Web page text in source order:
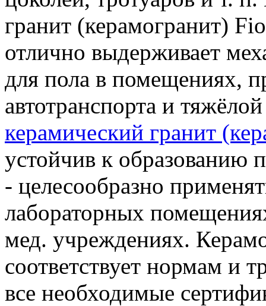
гранит (керамогранит)
отлично выдерживает
для пола в помещениях,
автотранспорта и
керамический гранит
устойчив к образованию
- целесообразно
лабораторных
мед. учреждениях.
соответствует нормам и
все необходимые